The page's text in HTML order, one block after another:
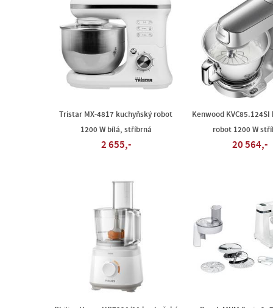
Tristar MX-4817 kuchyňský robot
1200 W bílá, stříbrná
2 655,-
Kenwood
robot 1200 W
20 564,-